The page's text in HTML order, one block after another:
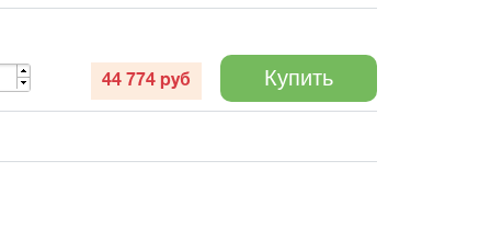
44 774 руб Купить